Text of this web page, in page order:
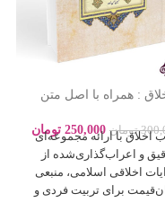
: همراه با اصل متن
تومان 250,000 تومان
اخلاق با ارائه مجموعه‌ای
و اعراب‌گذاری‌شده از
اخلاقی اسلامی، منبعی
برای تربیت فردی و